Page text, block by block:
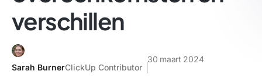
verschillen
Sarah BurnerClickUp Contributor
30 maart 2024